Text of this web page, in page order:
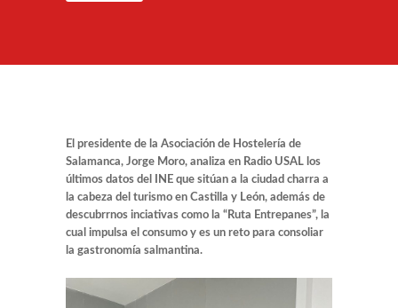
El presidente de la Asociación de Hostelería de
Salamanca, Jorge Moro, analiza en Radio USAL los
últimos datos del INE que sitúan a la ciudad charra a
la cabeza del turismo en Castilla y León, además de
descubrrnos inciativas como la “Ruta Entrepanes”, la
cual impulsa el consumo y es un reto para consoliar
la gastronomía salmantina.